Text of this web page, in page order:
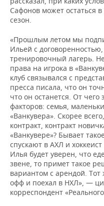
ВОЛЕЙБОЛ
КИБЕРСПОРТ
ФИГУРНОЕ КАТАНИЕ
ВОДНЫЕ ВИДЫ
ХОККЕЙ С МЯЧОМ
ИСТОРИЯ
КУЛЬТУРА
МЕДИЦИНА
ОБРАЗОВАНИЕ
ПРОИСШЕСТВИЯ
СПИСОК ПЕРСОН
СПИСОК КОМПАНИЙ
ПОЛНАЯ ВЕРСИЯ
Сафонов может остаться
сезон.
«Прошлым летом мы
Ильей с
тренировочный лагерь.
права на игрока в
клуб связывался с
пресса писала, что он
что он останется. От чего
факторов: семья,
«Ванкувера». Скорее
контракт, контракт
«Ванкувере»? Бывает
спускают в АХЛ и
Илья будет уверен, что
звене, то примет такое
вариантом с арендой.
офф и поехал в НХЛ», —
корреспондент